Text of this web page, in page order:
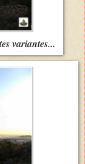
variantes...